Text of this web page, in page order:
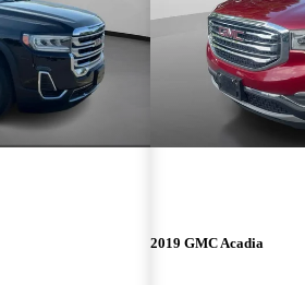
2019 GMC Acadia